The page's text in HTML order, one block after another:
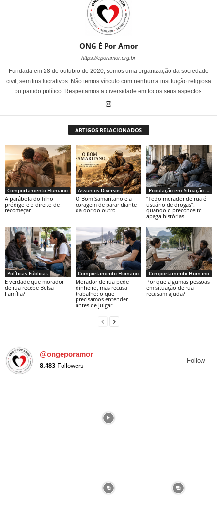
ONG É Por Amor
https://eporamor.org.br
Fundada em 28 de outubro de 2020, somos uma organização da sociedade
civil, sem fins lucrativos. Não temos vínculo com nenhuma instituição religiosa
ou partido político. Respeitamos a diversidade em todos seus aspectos.
ARTIGOS RELACIONADOS
Comportamento Humano
A parábola do filho
pródigo e o direito de
recomeçar
Assuntos Diversos
O Bom Samaritano e a
coragem de parar diante
da dor do outro
População em Situação de Rua
“Todo morador de rua é
usuário de drogas”:
quando o preconceito
apaga histórias
Políticas Públicas
É verdade que morador
de rua recebe Bolsa
Família?
Comportamento Humano
Morador de rua pede
dinheiro, mas recusa
trabalho: o que
precisamos entender
antes de julgar
Comportamento Humano
Por que algumas pessoas
em situação de rua
recusam ajuda?
@ongeporamor
8.483 Followers
Follow